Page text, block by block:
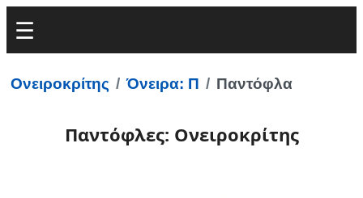
Ονειροκρίτης Όνειρα: Π Παντόφλα
Παντόφλες: Ονειροκρίτης